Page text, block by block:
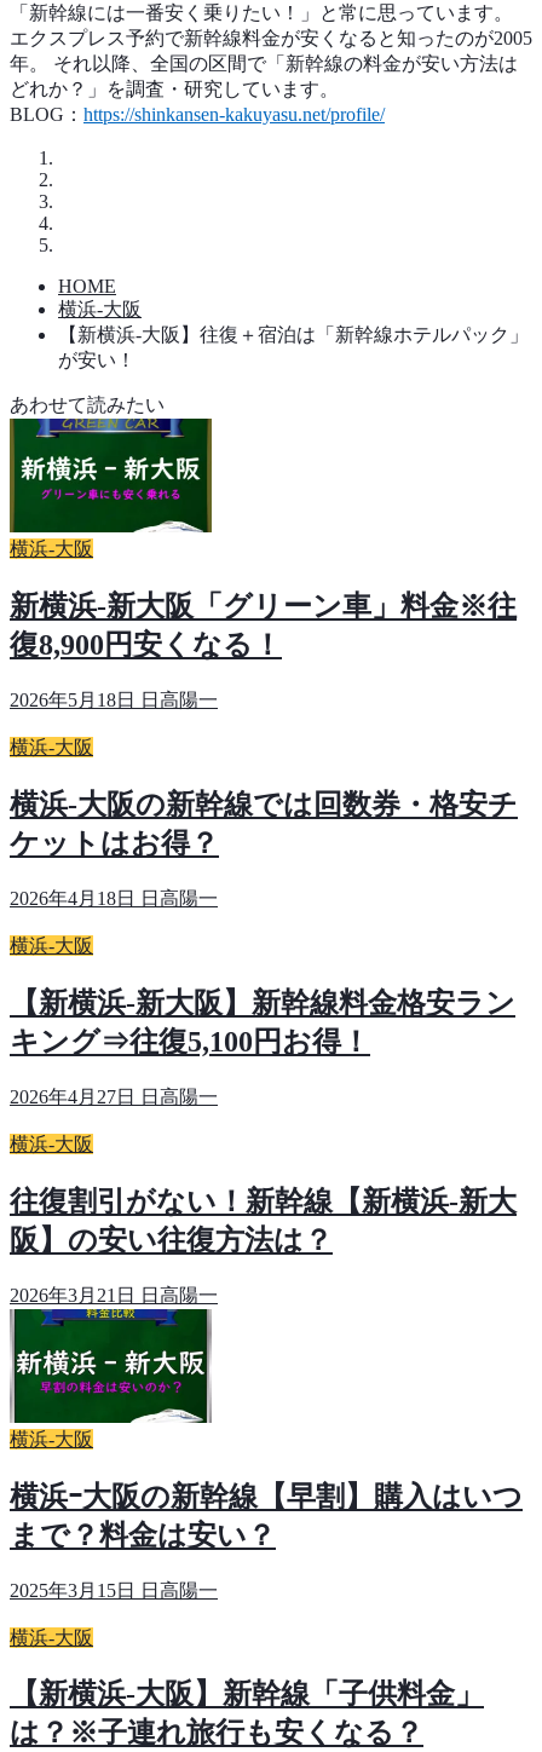
「新幹線には一番安く乗りたい！」と常に思っています。
エクスプレス予約で新幹線料金が安くなると知ったのが2005
年。 それ以降、全国の区間で「新幹線の料金が安い方法は
どれか？」を調査・研究しています。
BLOG： https://shinkansen-kakuyasu.net/profile/
HOME
横浜-大阪
【新横浜-大阪】往復＋宿泊は「新幹線ホテルパック」
が安い！
あわせて読みたい
横浜-大阪
新横浜-新大阪「グリーン車」料金※往
復8,900円安くなる！
2026年5月18日 日高陽一
横浜-大阪
横浜-大阪の新幹線では回数券・格安チ
ケットはお得？
2026年4月18日 日高陽一
横浜-大阪
【新横浜-新大阪】新幹線料金格安ラン
キング⇒往復5,100円お得！
2026年4月27日 日高陽一
横浜-大阪
往復割引がない！新幹線【新横浜-新大
阪】の安い往復方法は？
2026年3月21日 日高陽一
横浜-大阪
横浜ｰ大阪の新幹線【早割】購入はいつ
まで？料金は安い？
2025年3月15日 日高陽一
横浜-大阪
【新横浜-大阪】新幹線「子供料金」
は？※子連れ旅行も安くなる？